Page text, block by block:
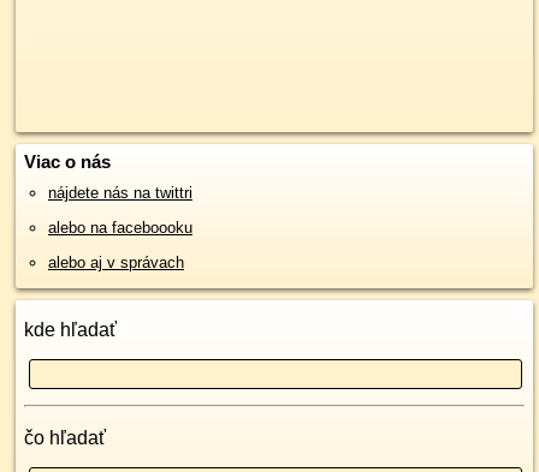
Viac o nás
nájdete nás na twittri
alebo na faceboooku
alebo aj v správach
kde hľadať
čo hľadať